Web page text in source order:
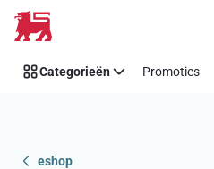
Overslaan
Categorieën Promoties
eshop